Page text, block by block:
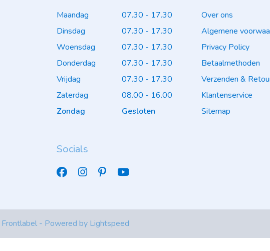
Maandag
07.30 - 17.30
Dinsdag
07.30 - 17.30
Woensdag
07.30 - 17.30
Donderdag
07.30 - 17.30
Vrijdag
07.30 - 17.30
Zaterdag
08.00 - 16.00
Zondag
Gesloten
Socials
Over ons
Algemene
Privacy Policy
Betaalmethoden
Verzenden &
Klantenservice
Sitemap
Frontlabel - Powered by Lightspeed